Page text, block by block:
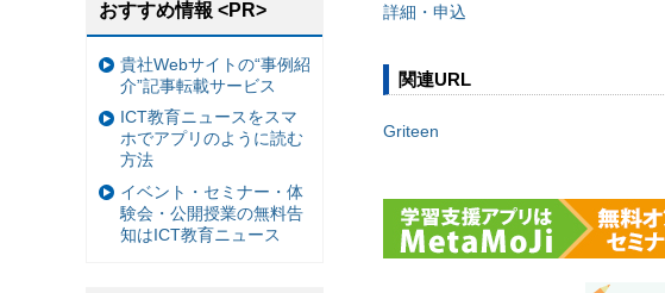
詳細・申込
関連URL
Griteen
おすすめ情報 <PR>
貴社Webサイトの“事例紹
介”記事転載サービス
ICT教育ニュースをスマ
ホでアプリのように読む
方法
イベント・セミナー・体
験会・公開授業の無料告
知はICT教育ニュース